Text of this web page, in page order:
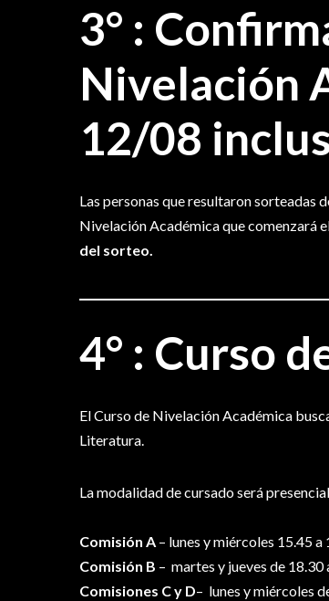
3° :
Nivelación
12/08
Las personas que resultaron sorteadas
Nivelación Académica que comenzará
del sorteo.
4° : Curso
El Curso de Nivelación Académica
Literatura.
La modalidad de cursado será
Comisión A – lunes y miércoles 15.45 a
Comisión B – martes y jueves de 18.30
Comisiones C y D– lunes y miércoles